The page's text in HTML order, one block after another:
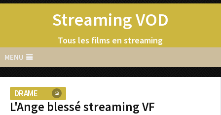
Streaming VOD
Tous les films en streaming
MENU
DRAME
L'Ange blessé streaming VF